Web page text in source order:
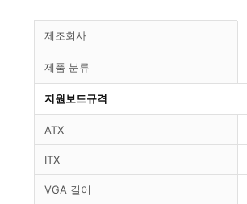
제조회사
제품 분류
지원보드규격
ATX
ITX
VGA 길이